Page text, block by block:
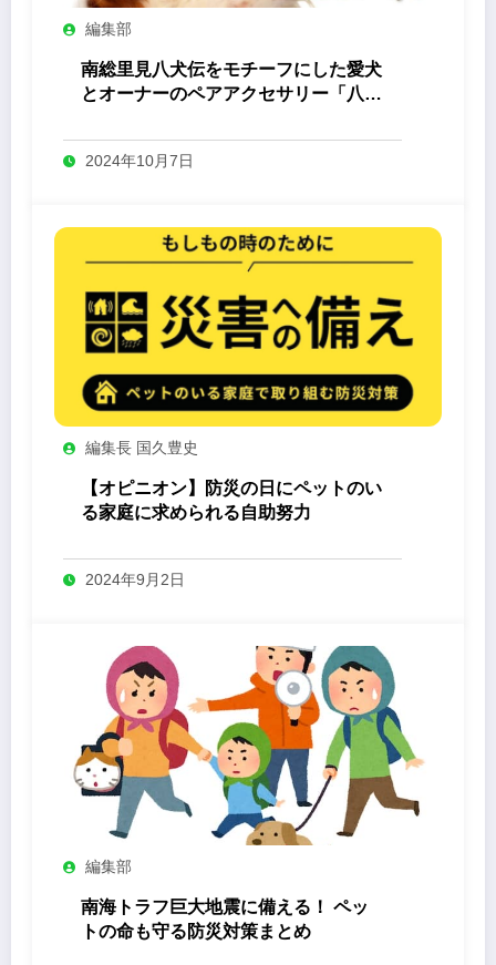
編集部
南総里見八犬伝をモチーフにした愛犬
とオーナーのペアアクセサリー「八心
2024年10月7日
編集長 国久豊史
【オピニオン】防災の日にペットのい
る家庭に求められる自助努力
2024年9月2日
編集部
南海トラフ巨大地震に備える！ ペッ
トの命も守る防災対策まとめ